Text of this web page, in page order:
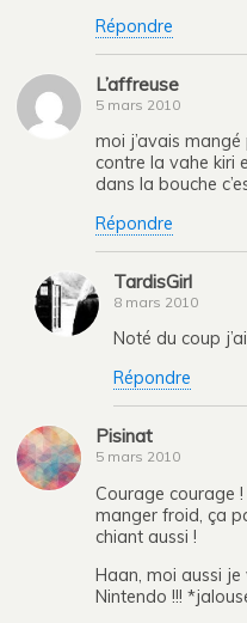
Répondre
L’affreuse
5 mars 2010
moi j’avais
contre la vahe kiri
dans la bouche
Répondre
TardisGirl
8 mars 2010
Noté du coup
Répondre
Pisinat
5 mars 2010
Courage courage
manger froid, ça
chiant aussi !
Haan, moi aussi
Nintendo !!!